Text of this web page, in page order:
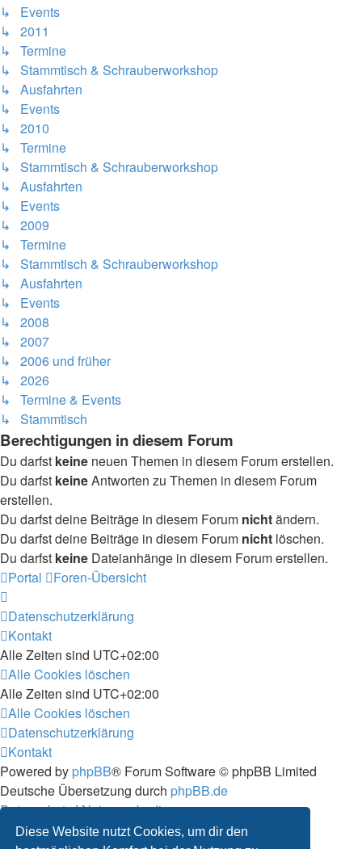
Diese Website nutzt Cookies, um dir den
↳ Events
↳ 2011
↳ Termine
↳ Stammtisch & Schrauberworkshop
↳ Ausfahrten
↳ Events
↳ 2010
↳ Termine
↳ Stammtisch & Schrauberworkshop
↳ Ausfahrten
↳ Events
↳ 2009
↳ Termine
↳ Stammtisch & Schrauberworkshop
↳ Ausfahrten
↳ Events
↳ 2008
↳ 2007
↳ 2006 und früher
↳ 2026
↳ Termine & Events
↳ Stammtisch
Berechtigungen in diesem Forum
Du darfst keine neuen Themen in diesem Forum erstellen.
Du darfst keineAntworten zu Themen in diesem Forum
erstellen.
Du darfst deine Beiträge in diesem Forum nichtändern.
Du darfst deine Beiträge in diesem Forum nicht löschen.
Du darfst keine Dateianhänge in diesem Forum erstellen.
Portal
Foren-Übersicht
Datenschutzerklärung
Kontakt
Alle Zeiten sind UTC+02:00
Alle Cookies löschen
Alle Zeiten sind UTC+02:00
Alle Cookies löschen
Datenschutzerklärung
Kontakt
Powered by phpBB® Forum Software © phpBB Limited
Deutsche Übersetzung durch phpBB.de
Datenschutz|Nutzungsbedingungen